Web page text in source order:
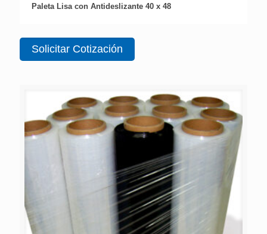
Paleta Lisa con Antideslizante 40 x 48
Solicitar Cotización